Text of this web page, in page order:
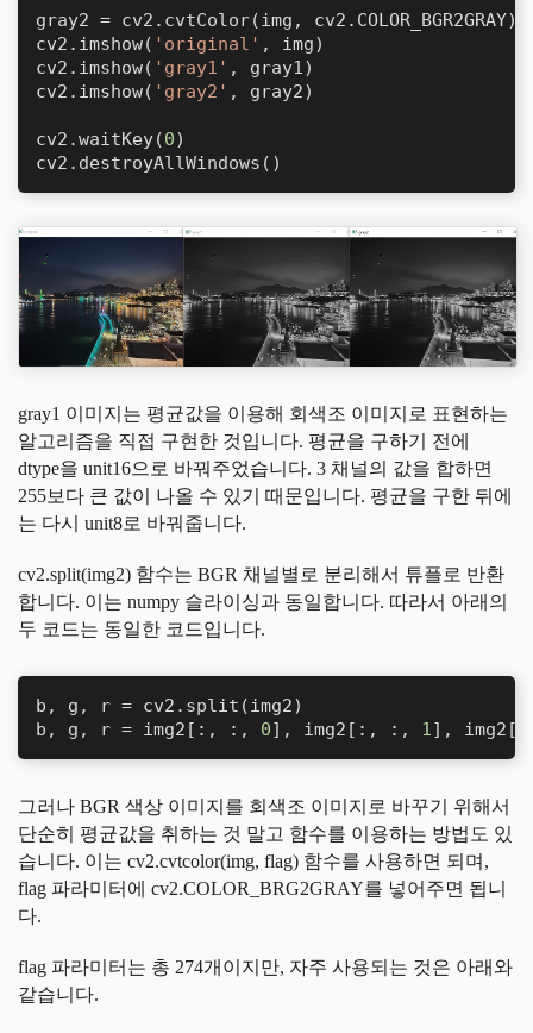
gray2 = cv2.cvtColor(img, cv2.COLOR_BGR2GRAY)
cv2.imshow( 'original' , img)
cv2.imshow( 'gray1' , gray1)
cv2.imshow( 'gray2' , gray2)
cv2.waitKey(0)
cv2.destroyAllWindows()
gray1 이미지는 평균값을 이용해 회색조 이미지로 표현하는
알고리즘을 직접 구현한 것입니다. 평균을 구하기 전에
dtype을 unit16으로 바꿔주었습니다. 3 채널의 값을 합하면
255보다 큰 값이 나올 수 있기 때문입니다. 평균을 구한 뒤에
는 다시 unit8로 바꿔줍니다.
cv2.split(img2) 함수는 BGR 채널별로 분리해서 튜플로 반환
합니다. 이는 numpy 슬라이싱과 동일합니다. 따라서 아래의
두 코드는 동일한 코드입니다.
b, g, r = cv2.split(img2)
b, g, r = img2[:, :, 0], img2[:, :, 1],
그러나 BGR 색상 이미지를 회색조 이미지로 바꾸기 위해서
단순히 평균값을 취하는 것 말고 함수를 이용하는 방법도 있
습니다. 이는 cv2.cvtcolor(img, flag) 함수를 사용하면 되며,
flag 파라미터에 cv2.COLOR_BRG2GRAY를 넣어주면 됩니
다.
flag 파라미터는 총 274개이지만, 자주 사용되는 것은 아래와
같습니다.